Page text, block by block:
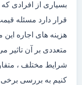
بسیاری از افرادی
قرار دارد مسئله
هزینه های اجاره
متعددی بر آن تاثیر
شرایط مختلف ،
کنیم به بررسی برخی